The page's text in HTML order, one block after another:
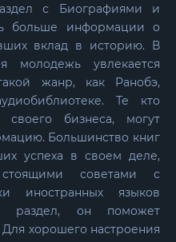
с Биографиями и
больше информации о
вклад в историю. В
молодежь увлекается
жанр, как Ранобэ,
Те кто
бизнеса, могут
Большинство книг
успеха в своем деле,
советами с
иностранных языков
раздел, он поможет
хорошего настроения